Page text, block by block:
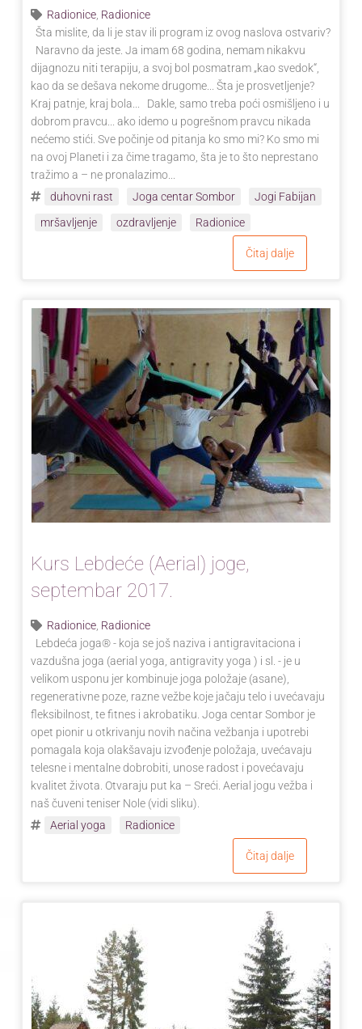
Radionice Radionice
Šta mislite, da li je stav ili program iz ovog naslova ostvariv?
Naravno da jeste. Ja imam 68 godina, nemam nikakvu
dijagnozu niti terapiju, a svoj bol posmatram „kao svedok“,
kao da se dešava nekome drugome... Šta je prosvetljenje?
Kraj patnje, kraj bola... Dakle, samo treba poći osmišljeno i u
dobrom pravcu... ako idemo u pogrešnom pravcu nikada
nećemo stići. Sve počinje od pitanja ko smo mi? Ko smo mi
na ovoj Planeti i za čime tragamo, šta je to što neprestano
tražimo a – ne pronalazimo...
duhovni rast
Joga centar Sombor
Jogi Fabijan
mršavljenje
ozdravljenje Radionice
Čitaj dalje
Kurs Lebdeće (Aerial) joge,
septembar 2017.
Radionice Radionice
Lebdeća joga® - koja se još naziva i antigravitaciona i
vazdušna joga (aerial yoga, antigravity yoga ) i sl. - je u
velikom usponu jer kombinuje joga položaje (asane),
regenerativne poze, razne vežbe koje jačaju telo i uvećavaju
fleksibilnost, te fitnes i akrobatiku. Joga centar Sombor je
opet pionir u otkrivanju novih načina vežbanja i upotrebi
pomagala koja olakšavaju izvođenje položaja, uvećavaju
telesne i mentalne dobrobiti, unose radost i povećavaju
kvalitet života. Otvaraju put ka – Sreći. Aerial jogu vežba i
naš čuveni teniser Nole (vidi sliku).
Aerial yoga
Radionice
Čitaj dalje